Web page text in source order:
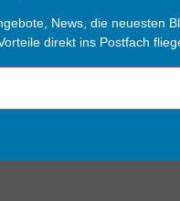
News, die neuesten
direkt ins Postfach